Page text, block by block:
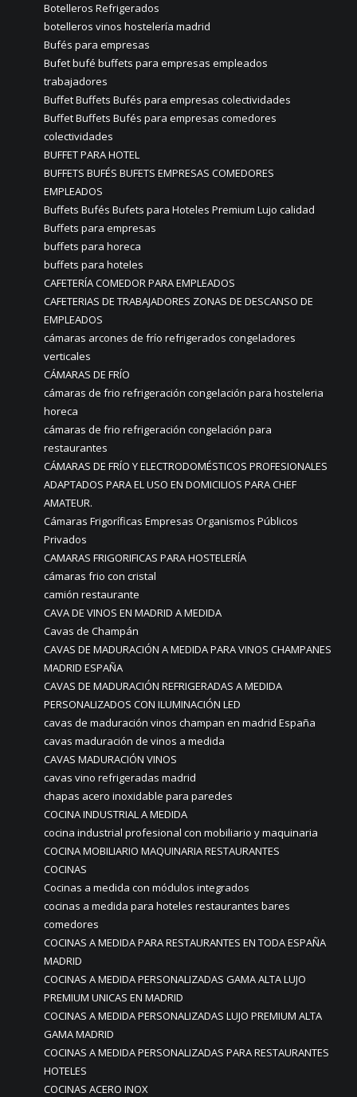
Botelleros Refrigerados
botelleros vinos hostelería madrid
Bufés para empresas
Bufet bufé buffets para empresas empleados
trabajadores
Buffet Buffets Bufés para empresas colectividades
Buffet Buffets Bufés para empresas comedores
colectividades
BUFFET PARA HOTEL
BUFFETS BUFÉS BUFETS EMPRESAS COMEDORES
EMPLEADOS
Buffets Bufés Bufets para Hoteles Premium Lujo calidad
Buffets para empresas
buffets para horeca
buffets para hoteles
CAFETERÍA COMEDOR PARA EMPLEADOS
CAFETERIAS DE TRABAJADORES ZONAS DE DESCANSO DE
EMPLEADOS
cámaras arcones de frío refrigerados congeladores
verticales
CÁMARAS DE FRÍO
cámaras de frio refrigeración congelación para hosteleria
horeca
cámaras de frio refrigeración congelación para
restaurantes
CÁMARAS DE FRÍO Y ELECTRODOMÉSTICOS PROFESIONALES
ADAPTADOS PARA EL USO EN DOMICILIOS PARA CHEF
AMATEUR.
Cámaras Frigoríficas Empresas Organismos Públicos
Privados
CAMARAS FRIGORIFICAS PARA HOSTELERÍA
cámaras frio con cristal
camión restaurante
CAVA DE VINOS EN MADRID A MEDIDA
Cavas de Champán
CAVAS DE MADURACIÓN A MEDIDA PARA VINOS CHAMPANES
MADRID ESPAÑA
CAVAS DE MADURACIÓN REFRIGERADAS A MEDIDA
PERSONALIZADOS CON ILUMINACIÓN LED
cavas de maduración vinos champan en madrid España
cavas maduración de vinos a medida
CAVAS MADURACIÓN VINOS
cavas vino refrigeradas madrid
chapas acero inoxidable para paredes
COCINA INDUSTRIAL A MEDIDA
cocina industrial profesional con mobiliario y maquinaria
COCINA MOBILIARIO MAQUINARIA RESTAURANTES
COCINAS
Cocinas a medida con módulos integrados
cocinas a medida para hoteles restaurantes bares
comedores
COCINAS A MEDIDA PARA RESTAURANTES EN TODA ESPAÑA
MADRID
COCINAS A MEDIDA PERSONALIZADAS GAMA ALTA LUJO
PREMIUM UNICAS EN MADRID
COCINAS A MEDIDA PERSONALIZADAS LUJO PREMIUM ALTA
GAMA MADRID
COCINAS A MEDIDA PERSONALIZADAS PARA RESTAURANTES
HOTELES
COCINAS ACERO INOX